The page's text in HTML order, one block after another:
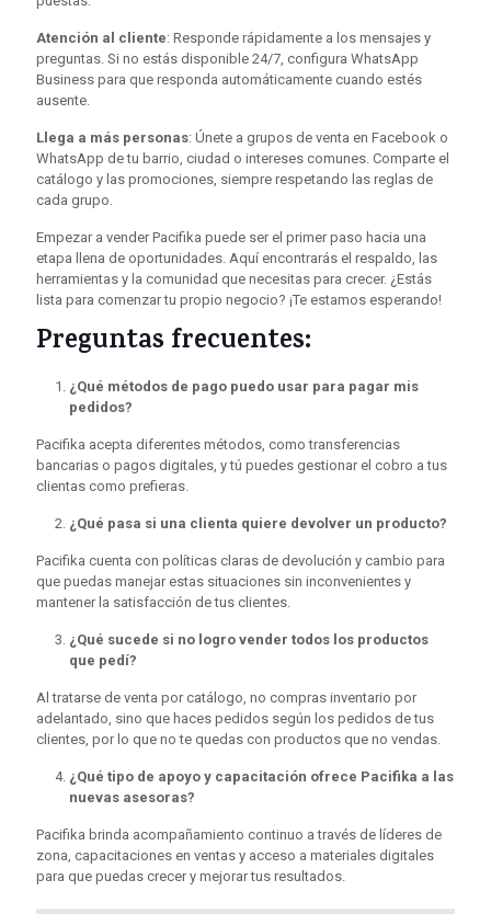
Atención al cliente: Responde rápidamente a los mensajes y
preguntas. Si no estás disponible 24/7, configura WhatsApp
Business para que responda automáticamente cuando estés
ausente.
Llega a más personas: Únete a grupos de venta en Facebook o
WhatsApp de tu barrio, ciudad o intereses comunes. Comparte el
catálogo y las promociones, siempre respetando las reglas de
cada grupo.
Empezar a vender Pacifika puede ser el primer paso hacia una
etapa llena de oportunidades. Aquí encontrarás el respaldo, las
herramientas y la comunidad que necesitas para crecer. ¿Estás
lista para comenzar tu propio negocio? ¡Te estamos esperando!
Preguntas frecuentes:
¿Qué métodos de pago puedo usar para pagar mis
pedidos?
Pacifika acepta diferentes métodos, como transferencias
bancarias o pagos digitales, y tú puedes gestionar el cobro a tus
clientas como prefieras.
¿Qué pasa si una clienta quiere devolver un producto?
Pacifika cuenta con políticas claras de devolución y cambio para
que puedas manejar estas situaciones sin inconvenientes y
mantener la satisfacción de tus clientes.
¿Qué sucede si no logro vender todos los productos
que pedí?
Al tratarse de venta por catálogo, no compras inventario por
adelantado, sino que haces pedidos según los pedidos de tus
clientes, por lo que no te quedas con productos que no vendas.
¿Qué tipo de apoyo y capacitación ofrece Pacifika a las
nuevas asesoras?
Pacifika brinda acompañamiento continuo a través de líderes de
zona, capacitaciones en ventas y acceso a materiales digitales
para que puedas crecer y mejorar tus resultados.